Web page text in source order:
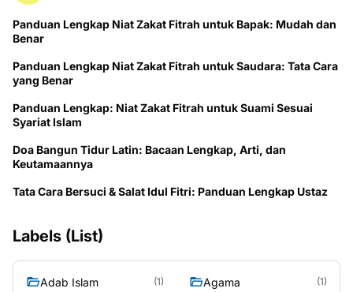
Panduan Lengkap Niat Zakat Fitrah untuk Bapak: Mudah dan
Benar
Panduan Lengkap Niat Zakat Fitrah untuk Saudara: Tata Cara
yang Benar
Panduan Lengkap: Niat Zakat Fitrah untuk Suami Sesuai
Syariat Islam
Doa Bangun Tidur Latin: Bacaan Lengkap, Arti, dan
Keutamaannya
Tata Cara Bersuci & Salat Idul Fitri: Panduan Lengkap Ustaz
Labels (List)
Adab Islam (1) Agama (1)